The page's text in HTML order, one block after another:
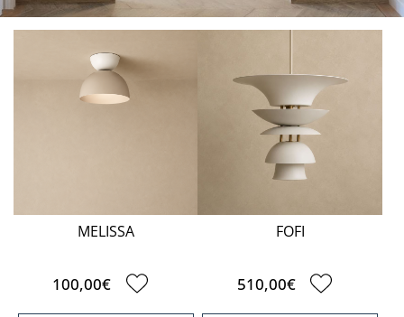
MELISSA
100,00€
FOFI
510,00€